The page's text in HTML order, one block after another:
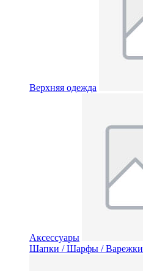
Верхняя одежда
Аксессуары
Шапки / Шарфы / Варежки